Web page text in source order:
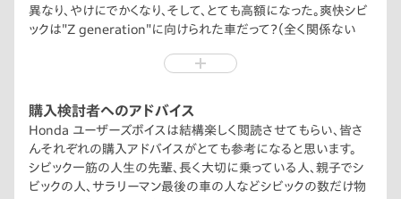
異なり、やけにでかくなり、そして、とても高額になった。爽快シビ
ックは"Z generation"に向けられた車だって？（全く関係ない
をお手頃価格と言うほど裕福ではなく、僕の収入だと、かなり背
の頃のシビックも現状に満足せず前に進んで来たんだと思う。だ
から、ここまで成長した。今、僕はシビックを選んでいいんじゃな
いか？と思った。高い買い物だから慎重になる。
☆同年、ノロノロ台風が空を覆う8月30日に納車。晴れの日では
なく、まさに心に残る悪天候の「先負」の午前中で、どうなる？こ
購入検討者へのアドバイス
Honda ユーザーズボイスは結構楽しく閲読させてもらい、皆さ
んそれぞれの購入アドバイスがとても参考になると思います。
シビック一筋の人生の先輩、長く大切に乗っている人、親子でシ
ビックの人、サラリーマン最後の車の人などシビックの数だけ物